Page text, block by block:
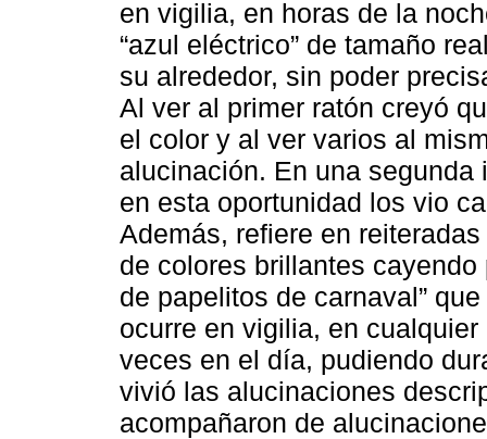
en vigilia, en horas de la
“azul eléctrico” de tamaño
su alrededor, sin poder
Al ver al primer ratón creyó
el color y al ver varios al
alucinación. En una
en esta oportunidad los vio
Además, refiere en
de colores brillantes
de papelitos de carnaval”
ocurre en vigilia, en
veces en el día, pudiendo
vivió las alucinaciones
acompañaron de